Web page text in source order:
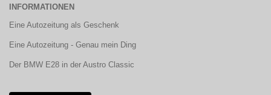
INFORMATIONEN
Eine Autozeitung als Geschenk
Eine Autozeitung - Genau mein Ding
Der BMW E28 in der Austro Classic